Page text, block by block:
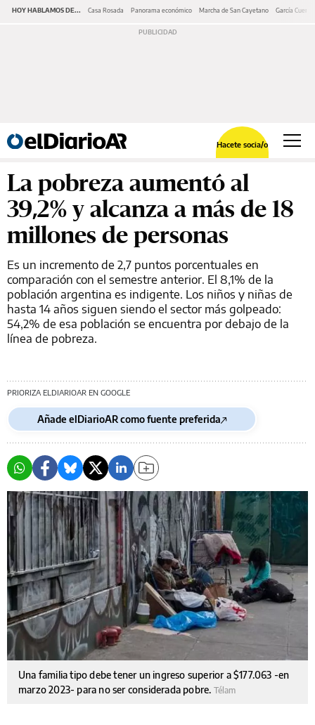
HOY HABLAMOS DE... Casa Rosada Panorama económico Marcha de San Cayetano García Cuerva
Hacete socia/o
La pobreza aumentó al
39,2% y alcanza a más de 18
millones de personas
Es un incremento de 2,7 puntos porcentuales en
comparación con el semestre anterior. El 8,1% de la
población argentina es indigente. Los niños y niñas de
hasta 14 años siguen siendo el sector más golpeado:
54,2% de esa población se encuentra por debajo de la
línea de pobreza.
PRIORIZA ELDIARIOAR EN GOOGLE
Añade elDiarioAR como fuente preferida
Una familia tipo debe tener un ingreso superior a $177.063 -en
marzo 2023- para no ser considerada pobre. Télam